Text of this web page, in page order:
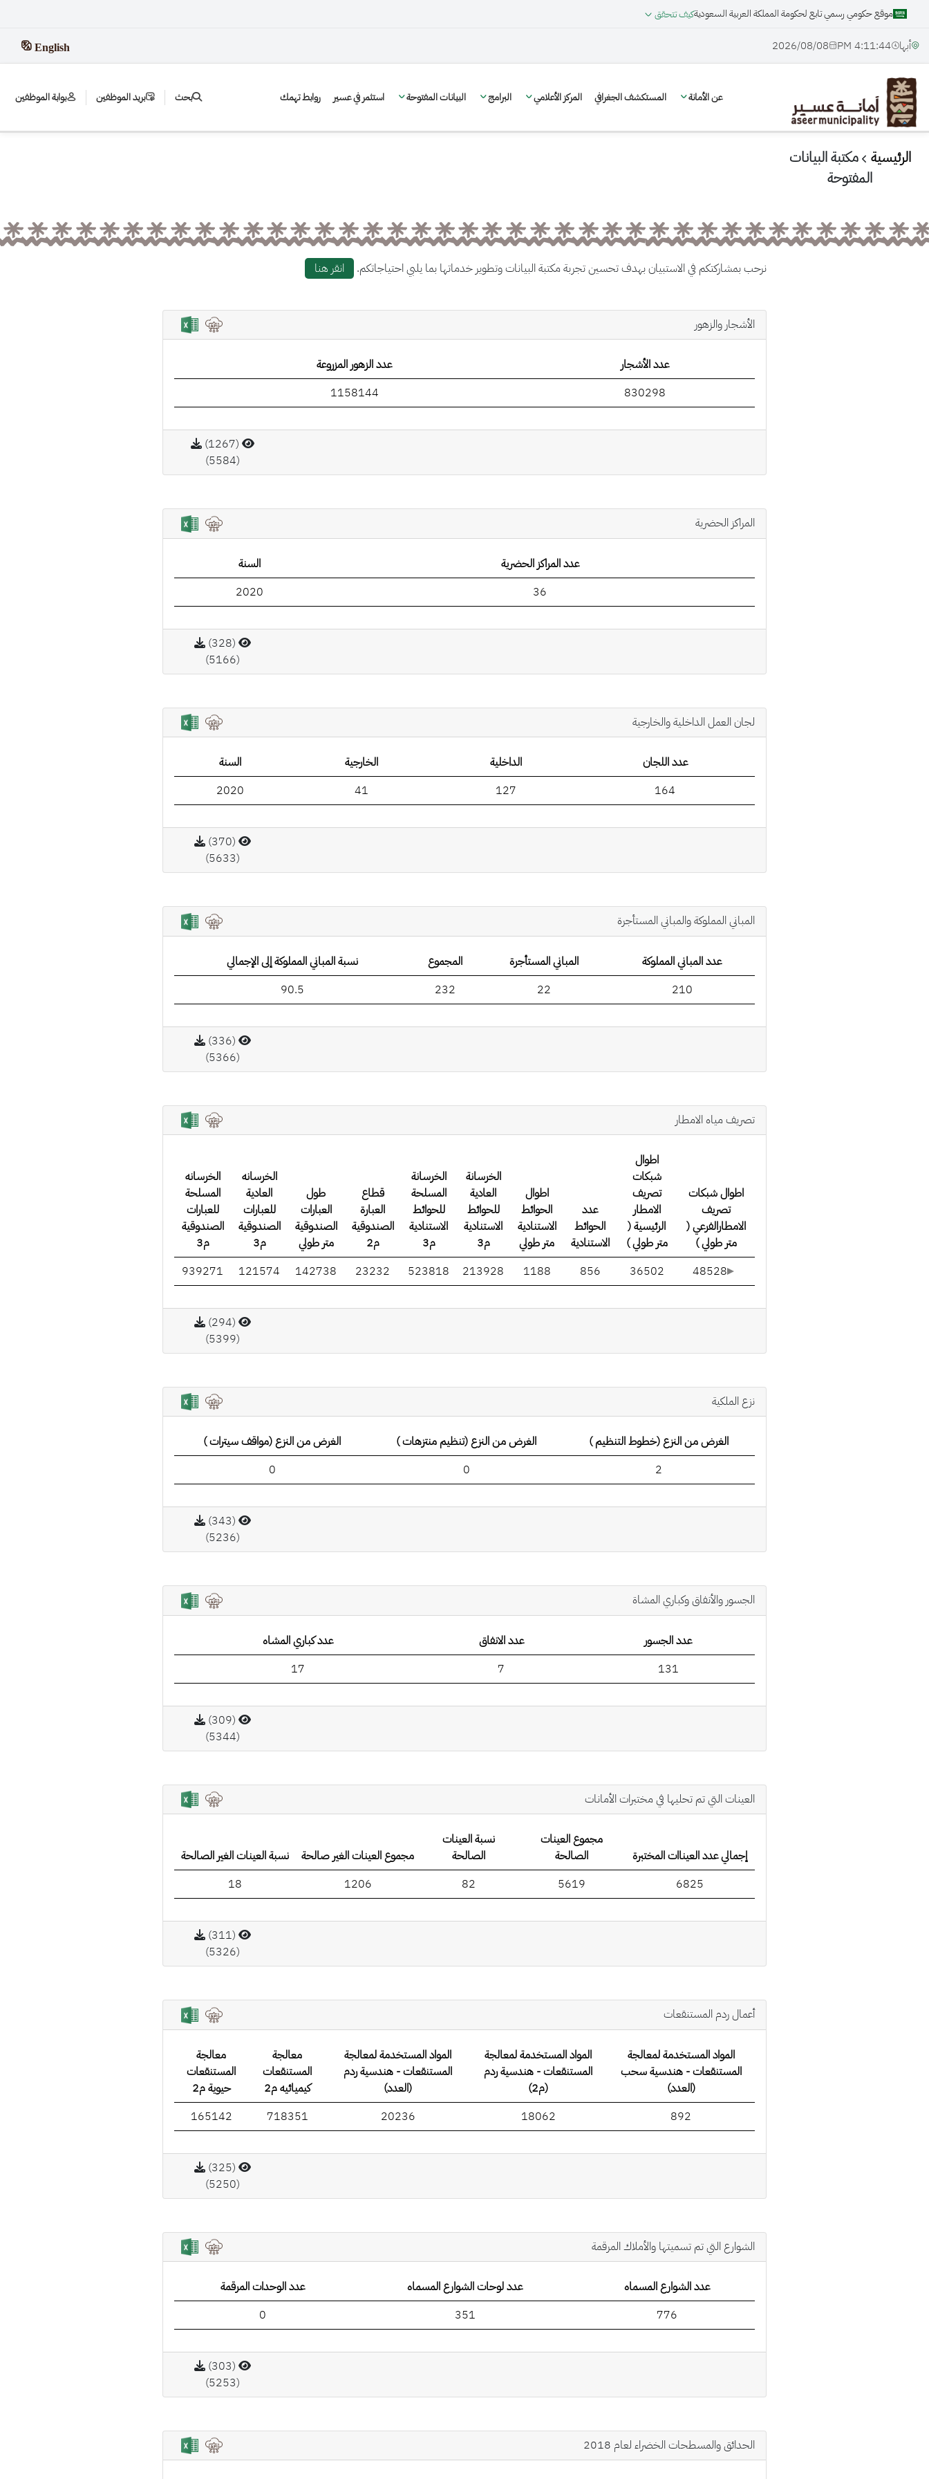
موقع حكومي رسمي تابع لحكومة المملكة العربية السعوديةكيف تتحقق
أبها 4:11:45 PM
08‏/08‏/2026
English
عن الأمانة المستكشف الجغرافي المركز الأعلامي البرامج البيانات المفتوحة استثمر في عسير روابط تهمك بحث بريد الموظفين بوابة الموظفين
الرئيسية
مكتبة البيانات
المفتوحة
نرحب بمشاركتكم في الاستبيان بهدف تحسين تجربة مكتبة البيانات وتطوير خدماتها بما يلبي احتياجاتكم. انقر هنا
الأشجار والزهور
عدد الأشجار
عدد الزهور المزروعة
830298
1158144
(1267)
(5584)
المراكز الحضرية
عدد المراكز الحضرية
السنة
36
2020
(328)
(5166)
لجان العمل الداخلية والخارجية
عدد اللجان الداخلية الخارجية
السنة
164
127
41
2020
(370)
(5633)
المباني المملوكة والمباني المستأجرة
عدد المباني المملوكة المباني المستأجرة المجموع
نسبة المباني المملوكة إلى الإجمالي
210
22
232
90.5
(336)
(5366)
تصريف مياه الامطار
اطوال شبكات
تصريف
الامطارالفرعي (
متر طولي )
اطوال
شبكات
تصريف
الامطار
الرئيسية (
متر طولي )
عدد
الحوائط
الاستنادية
اطوال
الحوائط
الاستنادية
متر طولي
الخرسانة
العادية
للحوائط
الاستنادية
م3
الخرسانة
المسلحة
للحوائط
الاستنادية
م3
قطاع
العبارة
الصندوقية
م2
طول
العبارات
الصندوقية
متر طولي
الخرسانه
العادية
للعبارات
الصندوقية
م3
الخرسانه
المسلحة
للعبارات
الصندوقية
م3
48528
36502
856
1188
213928
523818
23232
142738
121574
939271
(294)
(5399)
نزع الملكية
الغرض من النزع (خطوط التنظيم ) الغرض من النزع (تنظيم منتزهات )
الغرض من النزع (مواقف سيترات )
2
0
0
(343)
(5236)
الجسور والأنفاق وكباري المشاة
عدد الجسور عدد الانفاق
عدد كباري المشاه
131
7
17
(309)
(5344)
العينات التي تم تحليها في مختبرات الأمانات
إجمالي عدد العيناات المختبرة
مجموع العينات
الصالحة
نسبة العينات
الصالحة
مجموع العينات الغير صالحة
نسبة العينات الغير الصالحة
6825
5619
82
1206
18
(311)
(5326)
أعمال ردم المستنقعات
المواد المستخدمة لمعالجة
المستنقعات - هندسية سحب
(العدد)
المواد المستخدمة لمعالجة
المستنقعات - هندسية ردم
(م2)
المواد المستخدمة لمعالجة
المستنقعات - هندسية ردم
(العدد)
معالجة
المستنقعات
كيميائيه م2
معالجة
المستنقعات
حيوية م2
892
18062
20236
718351
165142
(325)
(5250)
الشوارع التي تم تسميتها والأملاك المرقمة
عدد الشوارع المسماه عدد لوحات الشوارع المسماه
عدد الوحدات المرقمة
776
351
0
(303)
(5253)
الحدائق والمسطحات الخضراء لعام 2018